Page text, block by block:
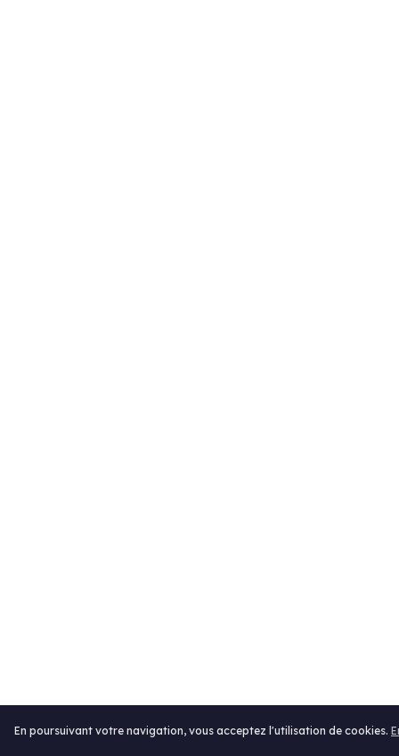
En poursuivant votre navigation, vous acceptez l'utilisation de cookies.